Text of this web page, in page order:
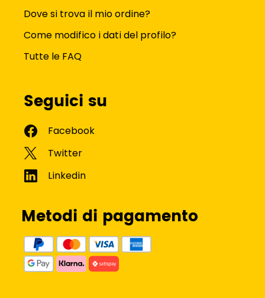
Dove si trova il mio ordine?
Come modifico i dati del profilo?
Tutte le FAQ
Seguici su
Metodi di pagamento